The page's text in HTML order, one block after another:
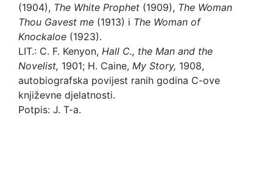
(1904), The White Prophet (1909), The Woman
Thou Gavest me (1913) i The Woman of
Knockaloe (1923).
LIT.: C. F. Kenyon, Hall C., the Man and the
Novelist, 1901; H. Caine, My Story, 1908,
autobiografska povijest ranih godina C-ove
književne djelatnosti.
Potpis: J. T-a.